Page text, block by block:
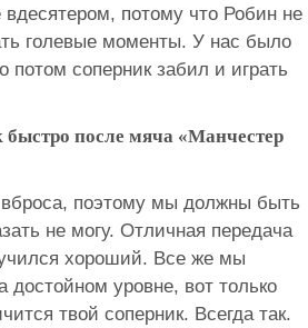
потому что Робин не
голевые моменты. У нас было
соперник забил и играть
быстро после мяча «Манчестер
вброса, поэтому мы должны быть
не могу. Отличная передача
хороший. Все же мы
уровне, вот только
твой соперник. Всегда так.